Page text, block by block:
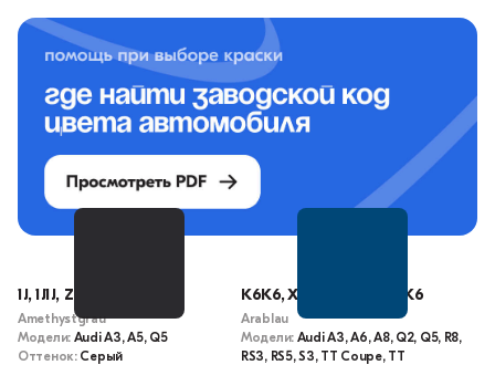
1J, 1J1J, Z4X, LZ4X
Amethystgrau
Модели: Audi A3, A5, Q5
Оттенок: Серый
K6K6, X5J, LX5J, L-X5J, K6
Arablau
Модели: Audi A3, A6, A8, Q2, Q5, R8,
RS3, RS5, S3, TT Coupe, TT